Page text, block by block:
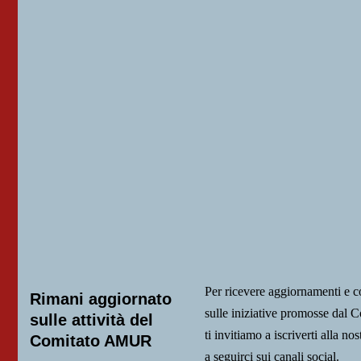
Rimani aggiornato
sulle attività del
Comitato AMUR
Per ricevere aggiornamenti e
sulle iniziative promosse dal
ti invitiamo a iscriverti alla
a seguirci sui canali social.